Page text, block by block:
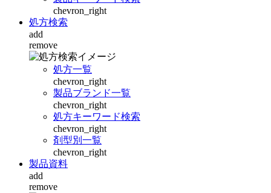
chevron_right
処方検索
add
remove
処方一覧
chevron_right
製品ブランド一覧
chevron_right
処方キーワード検索
chevron_right
剤型別一覧
chevron_right
製品資料
add
remove